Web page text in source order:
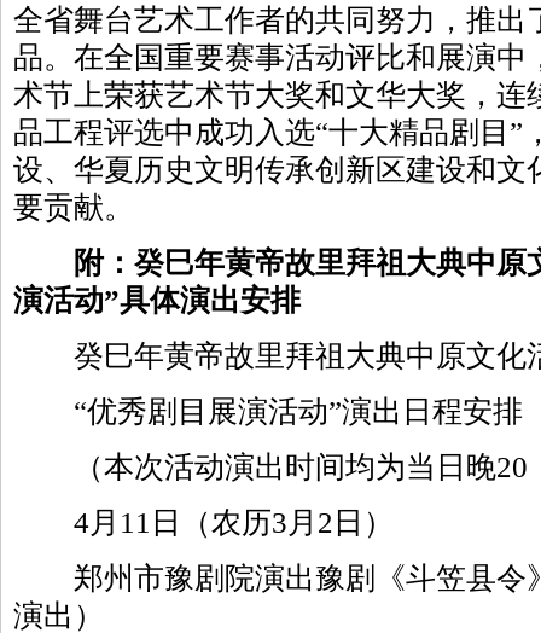
全省舞台艺术工作者的共同努力，推出
品。在全国重要赛事活动评比和展演中
术节上荣获艺术节大奖和文华大奖，连
品工程评选中成功入选“十大精品剧目”
设、华夏历史文明传承创新区建设和文
要贡献。
附：癸巳年黄帝故里拜祖大典中
演活动”具体演出安排
癸巳年黄帝故里拜祖大典中原文化
“优秀剧目展演活动”演出日程安排
（本次活动演出时间均为当日晚20
4月11日（农历3月2日）
郑州市豫剧院演出豫剧《斗笠县令
演出）